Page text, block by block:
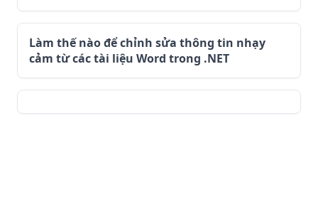
Làm thế nào để chỉnh sửa thông tin nhạy
cảm từ các tài liệu Word trong .NET